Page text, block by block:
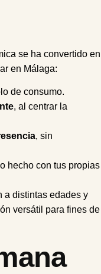
se ha convertido en
en Málaga:
de consumo.
, al centrar la
, sin
hecho con tus propias
a distintas edades y
versátil para fines de